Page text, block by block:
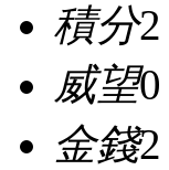
積分2
威望0
金錢2